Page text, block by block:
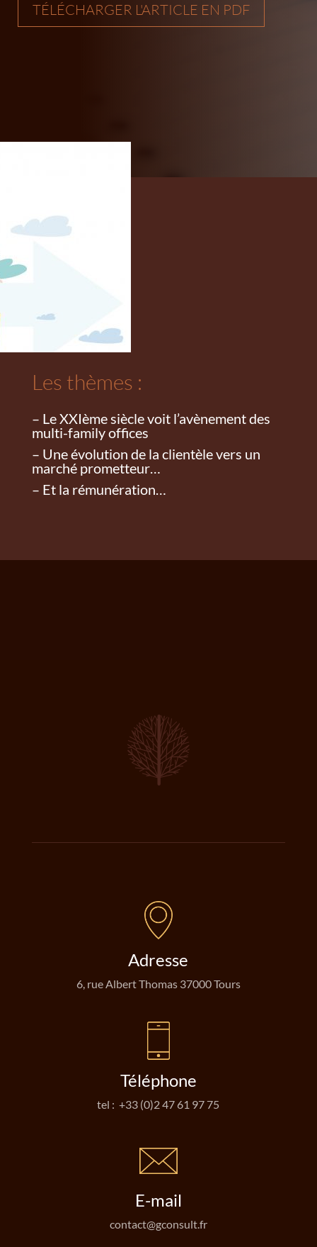
TÉLÉCHARGER L'ARTICLE EN PDF
Les thèmes :
– Le XXIème siècle voit l’avènement des
multi-family offices
– Une évolution de la clientèle vers un
marché prometteur…
– Et la rémunération…
Adresse
6, rue Albert Thomas 37000 Tours
Téléphone
tel : +33 (0)2 47 61 97 75
E-mail
contact@gconsult.fr